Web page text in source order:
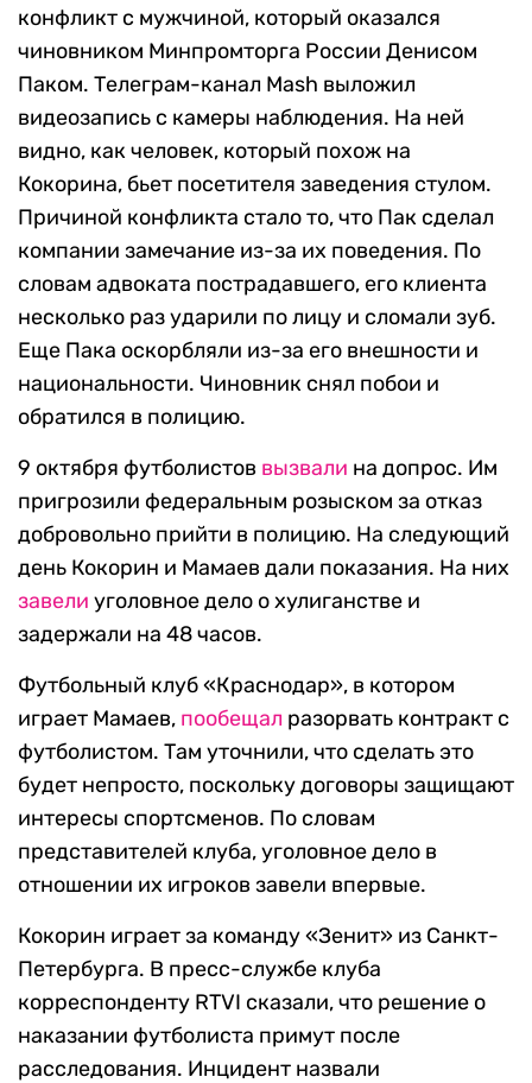
конфликт с мужчиной, который оказался
чиновником Минпромторга России Денисом
Паком. Телеграм-канал Mash выложил
видеозапись с камеры наблюдения. На ней
видно, как человек, который похож на
Кокорина, бьет посетителя заведения стулом.
Причиной конфликта стало то, что Пак сделал
компании замечание из-за их поведения. По
словам адвоката пострадавшего, его клиента
несколько раз ударили по лицу и сломали зуб.
Еще Пака оскорбляли из-за его внешности и
национальности. Чиновник снял побои и
обратился в полицию.
9 октября футболистов вызвали на допрос. Им
пригрозили федеральным розыском за отказ
добровольно прийти в полицию. На следующий
день Кокорин и Мамаев дали показания. На них
завели уголовное дело о хулиганстве и
задержали на 48 часов.
Футбольный клуб «Краснодар», в котором
играет Мамаев, пообещал разорвать контракт с
футболистом. Там уточнили, что сделать это
будет непросто, поскольку договоры защищают
интересы спортсменов. По словам
представителей клуба, уголовное дело в
отношении их игроков завели впервые.
Кокорин играет за команду «Зенит» из Санкт-
Петербурга. В пресс-службе клуба
корреспонденту RTVI сказали, что решение о
наказании футболиста примут после
расследования. Инцидент назвали